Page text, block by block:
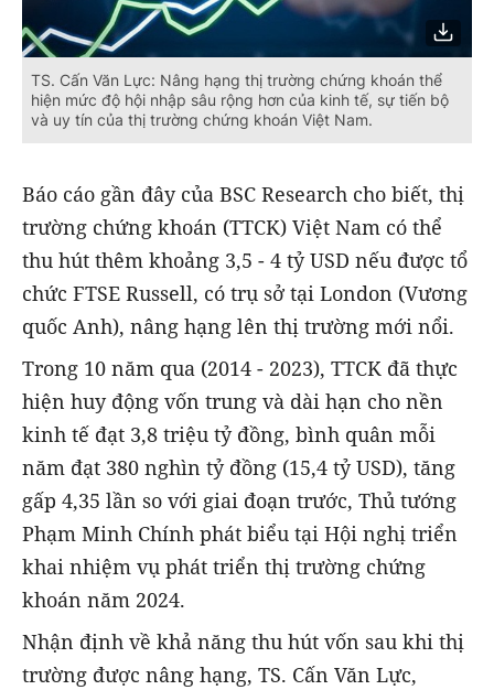
TS. Cấn Văn Lực: Nâng hạng thị trường chứng khoán thể
hiện mức độ hội nhập sâu rộng hơn của kinh tế, sự tiến bộ
và uy tín của thị trường chứng khoán Việt Nam.
Báo cáo gần đây của BSC Research cho biết, thị
trường chứng khoán (TTCK) Việt Nam có thể
thu hút thêm khoảng 3,5 - 4 tỷ USD nếu được tổ
chức FTSE Russell, có trụ sở tại London (Vương
quốc Anh), nâng hạng lên thị trường mới nổi.
Trong 10 năm qua (2014 - 2023), TTCK đã thực
hiện huy động vốn trung và dài hạn cho nền
kinh tế đạt 3,8 triệu tỷ đồng, bình quân mỗi
năm đạt 380 nghìn tỷ đồng (15,4 tỷ USD), tăng
gấp 4,35 lần so với giai đoạn trước, Thủ tướng
Phạm Minh Chính phát biểu tại Hội nghị triển
khai nhiệm vụ phát triển thị trường chứng
khoán năm 2024.
Nhận định về khả năng thu hút vốn sau khi thị
trường được nâng hạng, TS. Cấn Văn Lực,